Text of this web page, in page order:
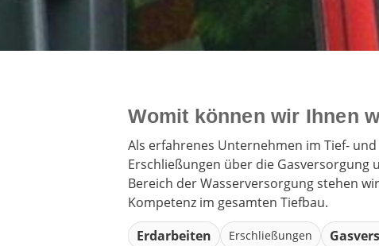
Womit können wir Ihnen
Als erfahrenes Unternehmen im Tief-
Erschließungen über die Gasversorgung
Bereich der Wasserversorgung stehen
Kompetenz im gesamten Tiefbau.
Erdarbeiten
Erschließungen